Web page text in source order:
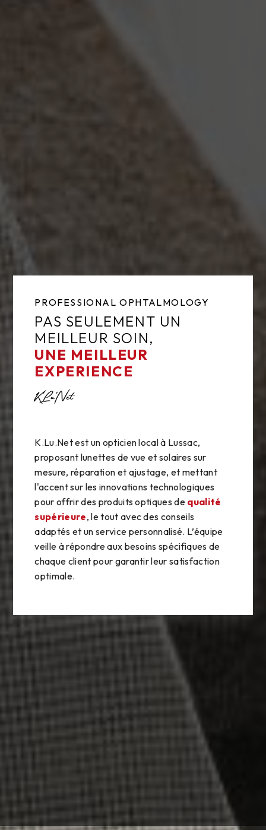
PROFESSIONAL OPHTALMOLOGY
PAS SEULEMENT UN
MEILLEUR SOIN,
UNE MEILLEUR
EXPERIENCE
K'Lu'Net
K.Lu.Net est un opticien local à Lussac,
proposant lunettes de vue et solaires sur
mesure, réparation et ajustage, et mettant
l'accent sur les innovations technologiques
pour offrir des produits optiques de qualité
supérieure, le tout avec des conseils
adaptés et un service personnalisé. L’équipe
veille à répondre aux besoins spécifiques de
chaque client pour garantir leur satisfaction
optimale.